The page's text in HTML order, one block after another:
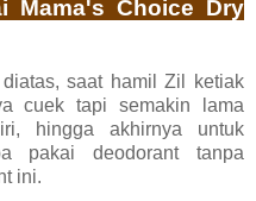
Mama's Choice Dry
saat hamil Zil ketiak
cuek tapi semakin lama
hingga akhirnya untuk
pakai deodorant tanpa
ini.